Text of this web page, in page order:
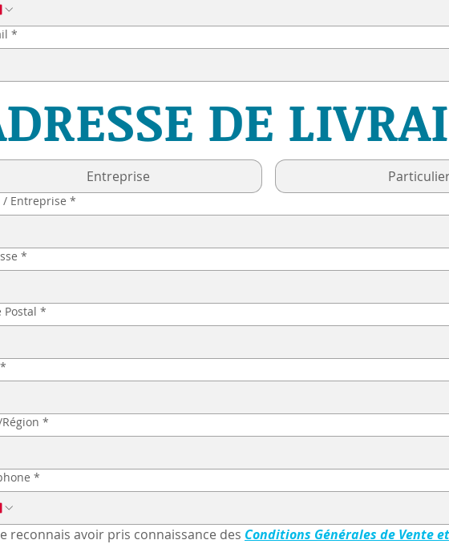
*
DE
Entreprise
/ Entreprise *
*
Postal *
*
Région *
*
reconnais avoir pris connaissance des Conditions Générales de Vente